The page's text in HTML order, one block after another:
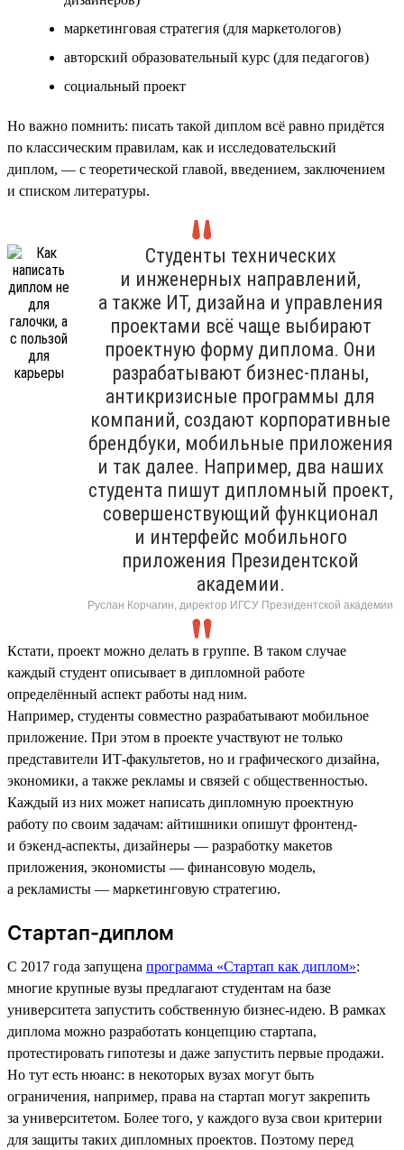
маркетинговая стратегия (для маркетологов)
авторский образовательный курс (для педагогов)
социальный проект
Но важно помнить: писать такой диплом всё равно придётся
по классическим правилам, как и исследовательский
диплом, — с теоретической главой, введением, заключением
и списком литературы.
Студенты технических
и инженерных направлений,
а также ИТ, дизайна и управления
проектами всё чаще выбирают
проектную форму диплома. Они
разрабатывают бизнес-планы,
антикризисные программы для
компаний, создают корпоративные
брендбуки, мобильные приложения
и так далее. Например, два наших
студента пишут дипломный проект,
совершенствующий функционал
и интерфейс мобильного
приложения Президентской
академии.
Руслан Корчагин, директор ИГСУ Президентской академии
Кстати, проект можно делать в группе. В таком случае
каждый студент описывает в дипломной работе
определённый аспект работы над ним.
Например, студенты совместно разрабатывают мобильное
приложение. При этом в проекте участвуют не только
представители ИТ-факультетов, но и графического дизайна,
экономики, а также рекламы и связей с общественностью.
Каждый из них может написать дипломную проектную
работу по своим задачам: айтишники опишут фронтенд-
и бэкенд-аспекты, дизайнеры — разработку макетов
приложения, экономисты — финансовую модель,
а рекламисты — маркетинговую стратегию.
Стартап-диплом
С 2017 года запущена программа «Стартап как диплом»:
многие крупные вузы предлагают студентам на базе
университета запустить собственную бизнес-идею. В рамках
диплома можно разработать концепцию стартапа,
протестировать гипотезы и даже запустить первые продажи.
Но тут есть нюанс: в некоторых вузах могут быть
ограничения, например, права на стартап могут закрепить
за университетом. Более того, у каждого вуза свои критерии
для защиты таких дипломных проектов. Поэтому перед